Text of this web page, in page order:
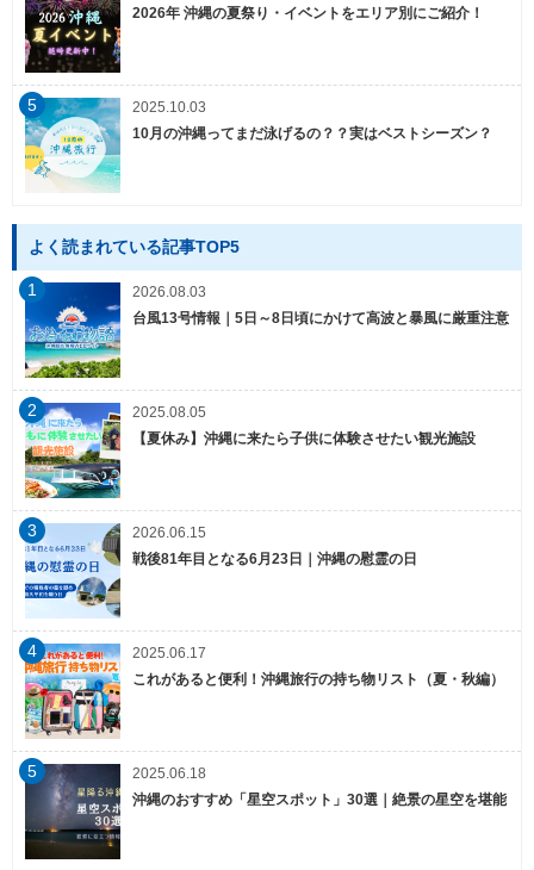
2026年 沖縄の夏祭り・イベントをエリア別にご紹介！
5
2025.10.03
10月の沖縄ってまだ泳げるの？？実はベストシーズン？
よく読まれている記事TOP5
1
2026.08.03
台風13号情報｜5日～8日頃にかけて高波と暴風に厳重注意
2
2025.08.05
【夏休み】沖縄に来たら子供に体験させたい観光施設
3
2026.06.15
戦後81年目となる6月23日｜沖縄の慰霊の日
4
2025.06.17
これがあると便利！沖縄旅行の持ち物リスト（夏・秋編）
5
2025.06.18
沖縄のおすすめ「星空スポット」30選｜絶景の星空を堪能